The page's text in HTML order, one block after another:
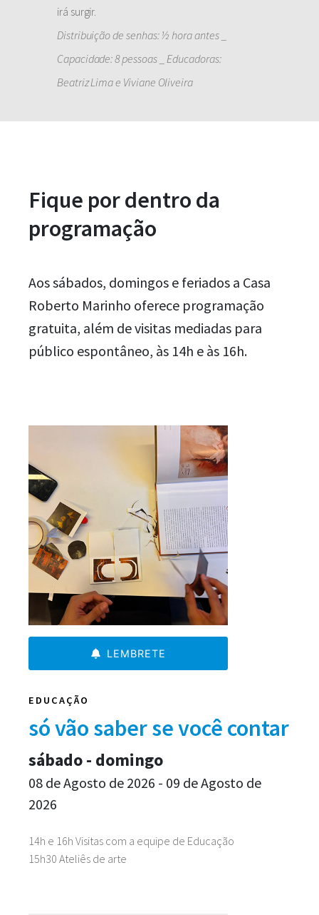
irá surgir.
Distribuição de senhas: ½ hora antes _
Capacidade: 8 pessoas _ Educadoras:
Beatriz Lima e Viviane Oliveira
Fique por dentro da
programação
Aos sábados, domingos e feriados a Casa
Roberto Marinho oferece programação
gratuita, além de visitas mediadas para
público espontâneo, às 14h e às 16h.
LEMBRETE
EDUCAÇÃO
só vão saber se você contar
14h e 16h Visitas com a equipe de Educação
15h30 Ateliês de arte
sábado - domingo
08 de Agosto de 2026 - 09 de Agosto de
2026